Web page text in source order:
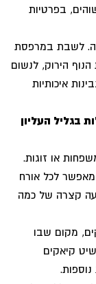
בפרטיות
לשבת במרפסת
הירוק, לנשום
איכותיות
בגליל העליון
או זוגות.
מאפשר לכל אורח
קצרה של כמה
מקום שבו
קיאקים